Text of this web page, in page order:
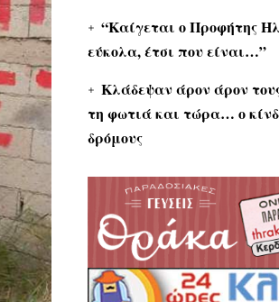
“Καίγεται ο Προφήτης
εύκολα, έτσι που είναι…”
Κλάδεψαν άρον άρον
τη φωτιά και τώρα… ο
δρόμους